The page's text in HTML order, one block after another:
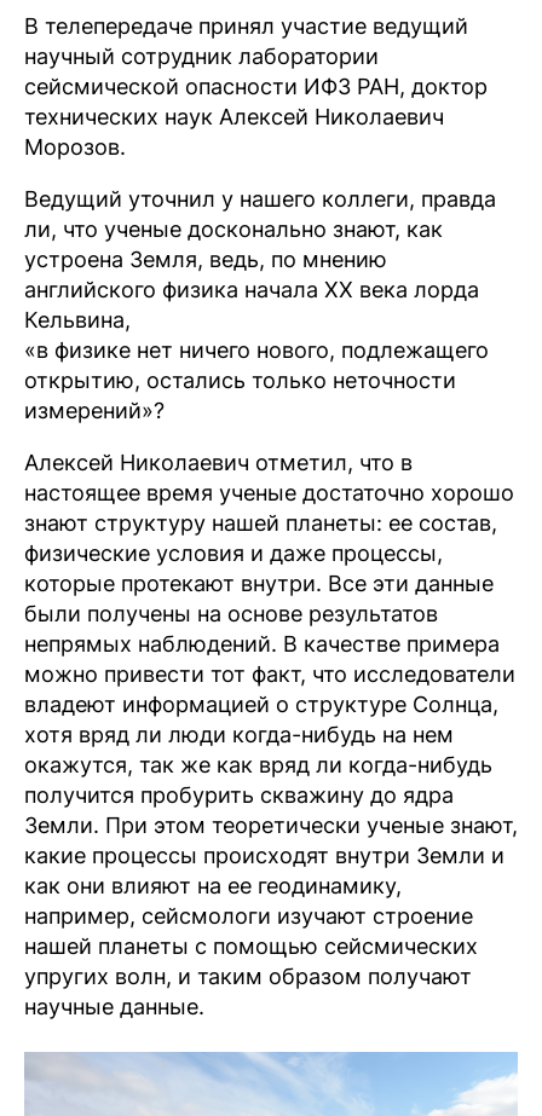
В телепередаче принял участие ведущий
научный сотрудник лаборатории
сейсмической опасности ИФЗ РАН, доктор
технических наук Алексей Николаевич
Морозов.
Ведущий уточнил у нашего коллеги, правда
ли, что ученые досконально знают, как
устроена Земля, ведь, по мнению
английского физика начала XX века лорда
Кельвина,
«в физике нет ничего нового, подлежащего
открытию, остались только неточности
измерений»?
Алексей Николаевич отметил, что в
настоящее время ученые достаточно хорошо
знают структуру нашей планеты: ее состав,
физические условия и даже процессы,
которые протекают внутри. Все эти данные
были получены на основе результатов
непрямых наблюдений. В качестве примера
можно привести тот факт, что исследователи
владеют информацией о структуре Солнца,
хотя вряд ли люди когда-нибудь на нем
окажутся, так же как вряд ли когда-нибудь
получится пробурить скважину до ядра
Земли. При этом теоретически ученые знают,
какие процессы происходят внутри Земли и
как они влияют на ее геодинамику,
например, сейсмологи изучают строение
нашей планеты с помощью сейсмических
упругих волн, и таким образом получают
научные данные.